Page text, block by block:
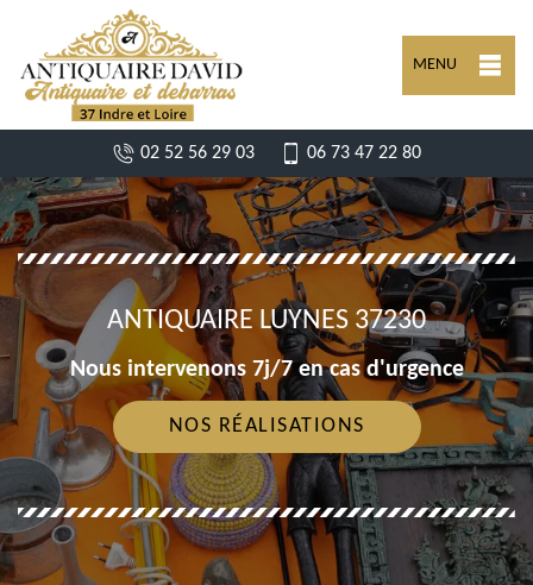
MENU
02 52 56 29 03 06 73 47 22 80
ANTIQUAIRE LUYNES 37230
Nous intervenons 7j/7 en cas d'urgence
NOS RÉALISATIONS